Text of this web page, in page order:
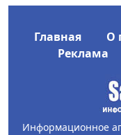
Главная О
Реклама
Информационное